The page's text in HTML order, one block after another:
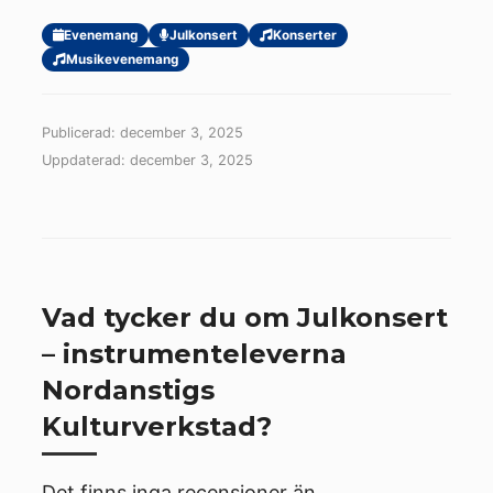
Evenemang Julkonsert
Konserter
Musikevenemang
Publicerad: december 3, 2025
Uppdaterad: december 3, 2025
Vad tycker du om Julkonsert
– instrumenteleverna
Nordanstigs
Kulturverkstad?